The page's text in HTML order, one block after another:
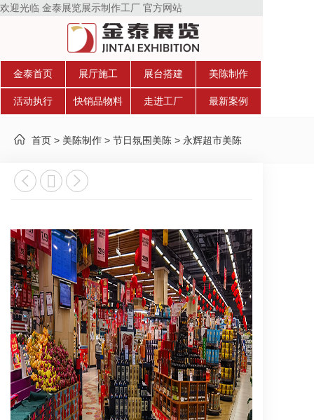
欢迎光临 金泰展览展示制作工厂 官方网站
金泰首页 展厅施工 展台搭建 美陈制作
活动执行 快销品物料 走进工厂 最新案例
首页 > 美陈制作 > 节日氛围美陈 > 永辉超市美陈